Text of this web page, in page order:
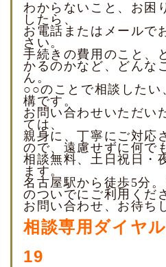
わからないこと、お困
したら、
お電話またはメールで
さい。
手続きの費用のこと、
かるのかなど、どんな
ん。
○○のことで相談したい
構です。
お問い合わせいただい
ては、
親身に、丁寧にご対応
ので、遠慮せずに何で
相談無料、土日祝日・
ます。
名古屋駅から徒歩5分
のついでにご利用くだ
お問い合わせ、お待ち
相談専用ダイヤ
19